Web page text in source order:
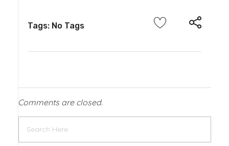
Tags: No Tags
Comments are closed.